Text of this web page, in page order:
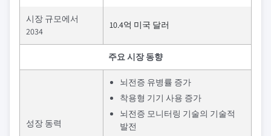
시장 규모에서
2034
10.4억 미국 달러
주요 시장 동향
성장 동력
뇌전증 유병률 증가
착용형 기기 사용 증가
뇌전증 모니터링 기술의 기술적
발전